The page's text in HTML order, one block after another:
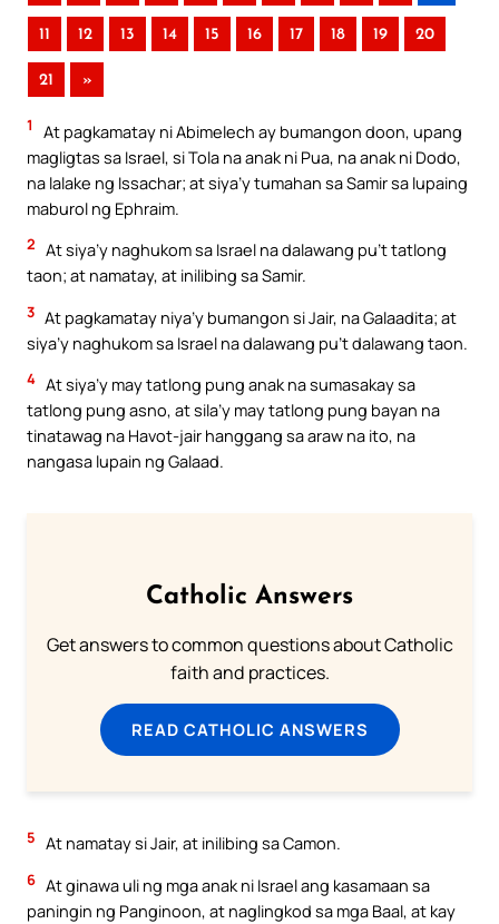
11 12 13 14 15 16 17 18 19 20
21 »
1
At pagkamatay ni Abimelech ay bumangon doon, upang
magligtas sa Israel, si Tola na anak ni Pua, na anak ni Dodo,
na lalake ng Issachar; at siya’y tumahan sa Samir sa lupaing
maburol ng Ephraim.
2 At siya’y naghukom sa Israel na dalawang pu’t tatlong
taon; at namatay, at inilibing sa Samir.
3 At pagkamatay niya’y bumangon si Jair, na Galaadita; at
siya’y naghukom sa Israel na dalawang pu’t dalawang taon.
4 At siya’y may tatlong pung anak na sumasakay sa
tatlong pung asno, at sila’y may tatlong pung bayan na
tinatawag na Havot-jair hanggang sa araw na ito, na
nangasa lupain ng Galaad.
Catholic Answers
Get answers to common questions about Catholic
faith and practices.
READ CATHOLIC ANSWERS
5 At namatay si Jair, at inilibing sa Camon.
6 At ginawa uli ng mga anak ni Israel ang kasamaan sa
paningin ng Panginoon, at naglingkod sa mga Baal, at kay